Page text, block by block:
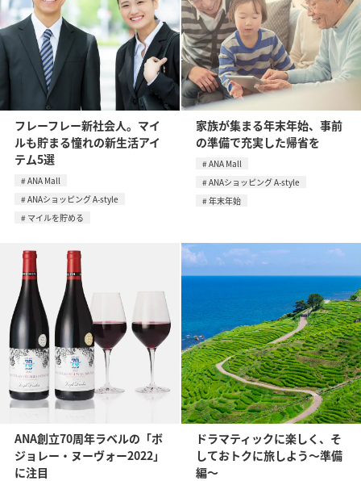
フレーフレー新社会人。マイ
ルも貯まる憧れの新生活アイ
テム5選
ANA Mall
ANAショッピング A-style
マイルを貯める
家族が集まる年末年始、事前
の準備で充実した帰省を
ANA Mall
ANAショッピング A-style
年末年始
ANA創立70周年ラベルの「ボ
ジョレー・ヌーヴォー2022」
に注目
ドラマティックに楽しく、そ
しておトクに旅しよう～準備
編～